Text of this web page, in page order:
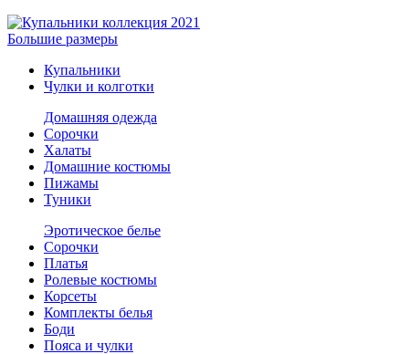
Большие размеры
Купальники
Чулки и колготки
Домашняя одежда
Сорочки
Халаты
Домашние костюмы
Пижамы
Туники
Эротическое белье
Сорочки
Платья
Ролевые костюмы
Корсеты
Комплекты белья
Боди
Пояса и чулки